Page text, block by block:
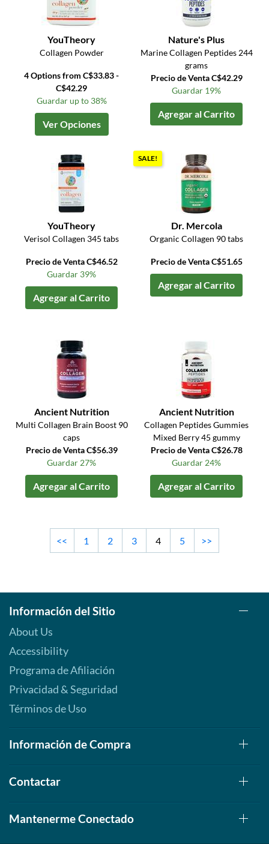
YouTheory
Collagen Powder
4 Options from C$33.83 -
C$42.29
Guardar up to 38%
Ver Opciones
Nature's Plus
Marine Collagen Peptides 244
grams
Precio de Venta C$42.29
Guardar 19%
Agregar al Carrito
YouTheory
Verisol Collagen 345 tabs
Precio de Venta C$46.52
Guardar 39%
Agregar al Carrito
SALE!
Dr. Mercola
Organic Collagen 90 tabs
Precio de Venta C$51.65
Agregar al Carrito
Ancient Nutrition
Multi Collagen Brain Boost 90
caps
Precio de Venta C$56.39
Guardar 27%
Agregar al Carrito
Ancient Nutrition
Collagen Peptides Gummies
Mixed Berry 45 gummy
Precio de Venta C$26.78
Guardar 24%
Agregar al Carrito
<< 1 2 3 4 5 >>
Información del Sitio
About Us
Accessibility
Programa de Afiliación
Privacidad & Seguridad
Términos de Uso
Información de Compra
Contactar
Mantenerme Conectado